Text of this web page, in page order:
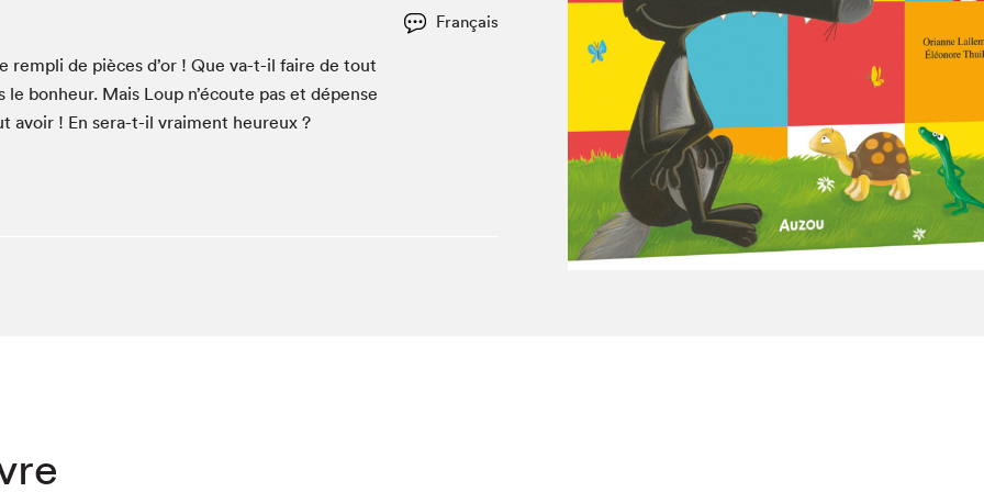
Espace Radio-Canada
La cabane à culture
À propos du Salon
Liste des exposant·e·s
Liste des auteur·rice·s
Français
rem­pli de pièces d’or ! Que va-t-il faire de tout
bon­heur. Mais Loup n’é­coute pas et dépense
! En sera-t-il vrai­ment heureux ?